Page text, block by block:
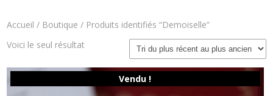
Accueil / Boutique / Produits identifiés “Demoiselle”
Voici le seul résultat
Vendu !